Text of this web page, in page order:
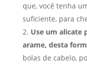
que, você tenha
suficiente, para
Use um alicate
arame, desta
bolas de cabelo,